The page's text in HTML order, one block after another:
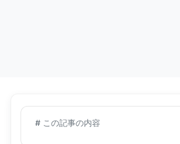
# この記事の内容